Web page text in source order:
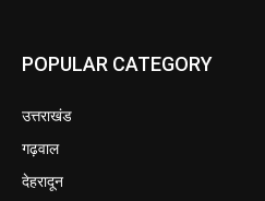
POPULAR CATEGORY
उत्तराखंड
गढ़वाल
देहरादून